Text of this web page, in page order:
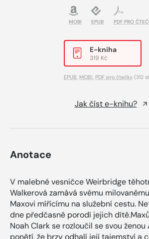
MOBI EPUB PDF PRO
E-kniha
319 Kč
EPUB, MOBI, PDF pro čtečky (312
Jak číst e-knihu?
Anotace
V malebné vesničce Weirbridge
Walkerová zamává svému
Maxovi mířícímu na služební cestu.
dne předčasně porodí jejich
Noah Clark se rozloučil se svou ženou
ponětí, že brzy odhalí její tajemství a